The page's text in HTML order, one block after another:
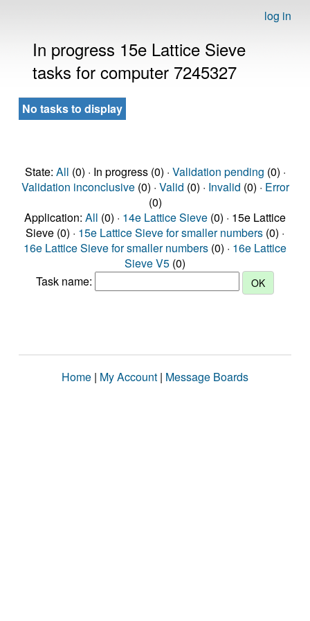
log in
In progress 15e Lattice Sieve
tasks for computer 7245327
No tasks to display
State: All (0) · In progress (0) · Validation pending (0) ·
Validation inconclusive(0) · Valid (0) · Invalid (0) · Error
(0)
Application: All (0) · 14e Lattice Sieve (0) · 15e Lattice
Sieve (0) · 15e Lattice Sieve for smaller numbers (0) ·
16e Lattice Sieve for smaller numbers (0) · 16e Lattice
Sieve V5 (0)
Task name:
Home | My Account | Message Boards